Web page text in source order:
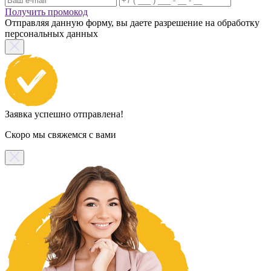
Получить промокод
Отправляя данную форму, вы даете разрешение на обработку
персональных данных
Заявка успешно отправлена!
Скоро мы свяжемся с вами